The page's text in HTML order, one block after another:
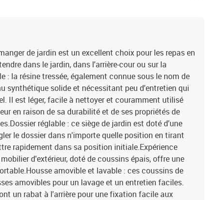
de jardin est un excellent choix pour les repas en
dans le jardin, dans l'arrière-cour ou sur la
: la résine tressée, également connue sous le nom de
synthétique solide et nécessitant peu d'entretien qui
Il est léger, facile à nettoyer et couramment utilisé
en raison de sa durabilité et de ses propriétés de
réglable : ce siège de jardin est doté d'une
le dossier dans n'importe quelle position en tirant
rapidement dans sa position initiale.Expérience
d'extérieur, doté de coussins épais, offre une
amovible et lavable : ces coussins de
amovibles pour un lavage et un entretien faciles.
un rabat à l'arrière pour une fixation facile aux